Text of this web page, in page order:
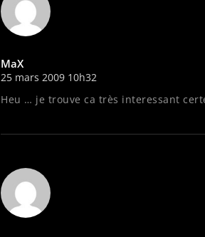
MaX
25 mars 2009 10h32
Heu … je trouve ca très interessant